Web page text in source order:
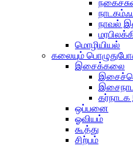
நாவல்
மொழியியல்
கலையும்
இசைக்கலை
ஒப்பனை
ஓவியம்
கூத்து
சிற்பம்